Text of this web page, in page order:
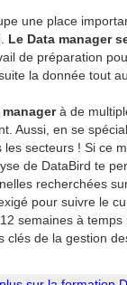
une place
Le Data manager
de préparation
la donnée tout
managerà de
Aussi, en se
secteurs ! Si ce
de DataBird te
recherchées
pour suivre le
semaines à temps
clés de la gestion